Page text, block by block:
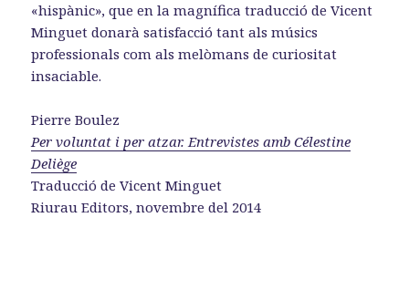
«hispànic», que en la magnífica traducció de Vicent
Minguet donarà satisfacció tant als músics
professionals com als melòmans de curiositat
insaciable.
Pierre Boulez
Per voluntat i per atzar. Entrevistes amb Célestine
Deliège
Traducció de Vicent Minguet
Riurau Editors, novembre del 2014